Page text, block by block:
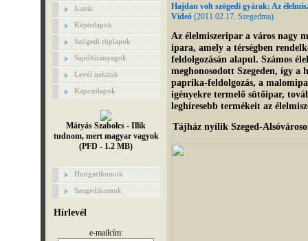
Irattár
Képöslapok
Szögedi röplapok
Sajtóhíranyagok
Levél nekünk
Kapcsolapok
Mátyás Szabolcs - Illik
tudnom, mert magyar vagyok
(PFD - 1.2 MB)
Hungarikumok
Szegedikumok
Hírlevél
e-mailcím:
Hajdan volt szögedi gyárak: Az
Videó(2011.02.17. Szegedma)
Az élelmiszeripar a város nagy
ipara, amely a térségben
feldolgozásán alapul. Számos
meghonosodott Szegeden, így a
paprika-feldolgozás, a
igényekre termelő sütőipar,
leghíresebb termékeit az
Tájház nyílik Szeged-